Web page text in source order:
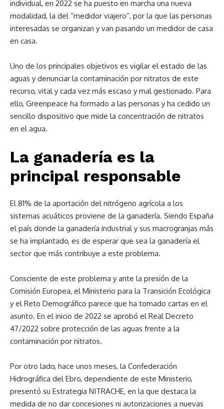
individual, en 2022 se ha puesto en marcha una nueva
modalidad, la del “medidor viajero”, por la que las personas
interesadas se organizan y van pasando un medidor de casa
en casa.
Uno de los principales objetivos es vigilar el estado de las
aguas y denunciar la contaminación por nitratos de este
recurso, vital y cada vez más escaso y mal gestionado. Para
ello, Greenpeace ha formado a las personas y ha cedido un
sencillo dispositivo que mide la concentración de nitratos
en el agua.
La ganadería es la
principal responsable
El 81% de la aportación del nitrógeno agrícola a los
sistemas acuáticos proviene de la ganadería. Siendo España
el país donde la ganadería industrial y sus macrogranjas más
se ha implantado, es de esperar que sea la ganadería el
sector que más contribuye a este problema.
Consciente de este problema y ante la presión de la
Comisión Europea, el Ministerio para la Transición Ecológica
y el Reto Demográfico parece que ha tomado cartas en el
asunto. En el inicio de 2022 se aprobó el Real Decreto
47/2022 sobre protección de las aguas frente a la
contaminación por nitratos.
Por otro lado, hace unos meses, la Confederación
Hidrográfica del Ebro, dependiente de este Ministerio,
presentó su Estrategia NITRACHE, en la que destaca la
medida de no dar concesiones ni autorizaciones a nuevas